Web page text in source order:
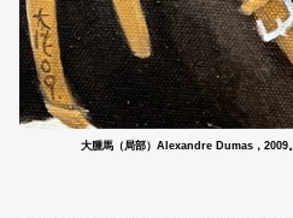
大腫馬（局部）Alexandre Dumas，2009